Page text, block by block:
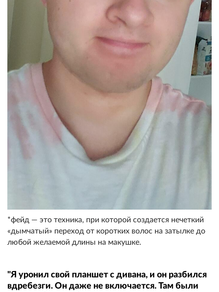
*фейд — это техника, при которой создается нечеткий
«дымчатый» переход от коротких волос на затылке до
любой желаемой длины на макушке.
"Я уронил свой планшет с дивана, и он разбился
вдребезги. Он даже не включается. Там были